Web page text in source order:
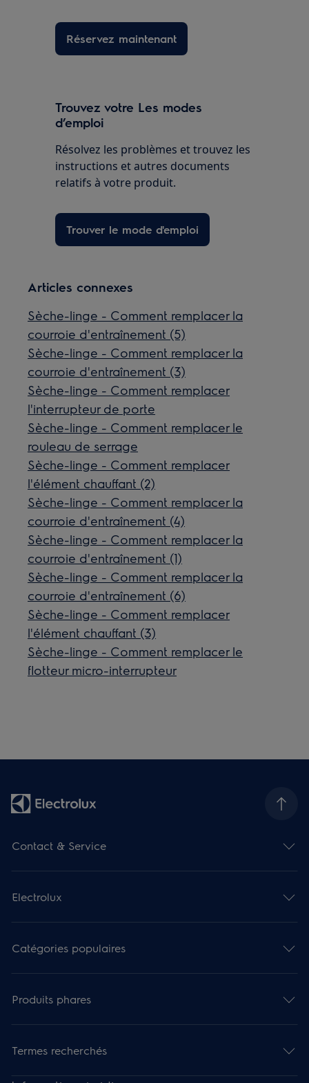
Réservez maintenant
Trouvez votre Les modes
d’emploi
Résolvez les problèmes et trouvez les
instructions et autres documents
relatifs à votre produit.
Trouver le mode d'emploi
Articles connexes
Sèche-linge - Comment remplacer la
courroie d'entraînement (5)
Sèche-linge - Comment remplacer la
courroie d'entraînement (3)
Sèche-linge - Comment remplacer
l'interrupteur de porte
Sèche-linge - Comment remplacer le
rouleau de serrage
Sèche-linge - Comment remplacer
l'élément chauffant (2)
Sèche-linge - Comment remplacer la
courroie d'entraînement (4)
Sèche-linge - Comment remplacer la
courroie d'entraînement (1)
Sèche-linge - Comment remplacer la
courroie d'entraînement (6)
Sèche-linge - Comment remplacer
l'élément chauffant (3)
Sèche-linge - Comment remplacer le
flotteur micro-interrupteur
Contact & Service
Electrolux
Catégories populaires
Produits phares
Termes recherchés